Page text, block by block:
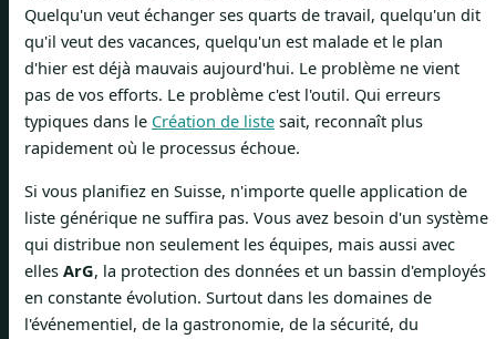
Quelqu'un veut échanger ses quarts de travail, quelqu'un dit
qu'il veut des vacances, quelqu'un est malade et le plan
d'hier est déjà mauvais aujourd'hui. Le problème ne vient
pas de vos efforts. Le problème c'est l'outil. Qui erreurs
typiques dans le Création de liste sait, reconnaît plus
rapidement où le processus échoue.
Si vous planifiez en Suisse, n'importe quelle application de
liste générique ne suffira pas. Vous avez besoin d'un système
qui distribue non seulement les équipes, mais aussi avec
elles ArG, la protection des données et un bassin d'employés
en constante évolution. Surtout dans les domaines de
l'événementiel, de la gastronomie, de la sécurité, du